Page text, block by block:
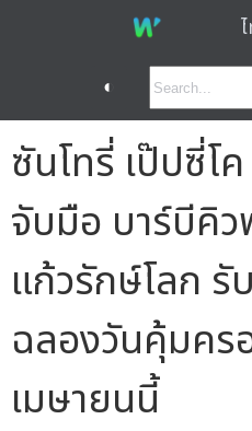
◐
ซันโทรี่ เป๊ปซี่โ
จับมือ บาร์บีคิ
แก้วรักษ์โลก
ฉลองวันคุ้มคร
เมษายนนี้